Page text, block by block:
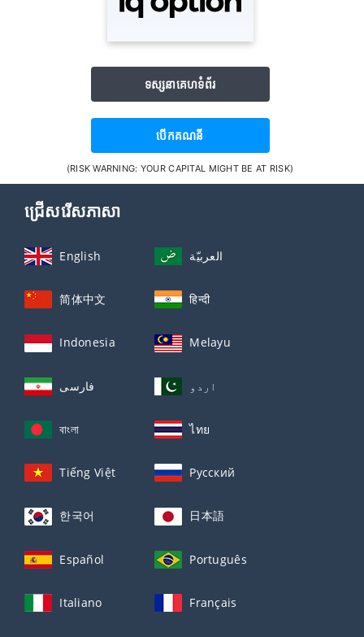
ទស្សនាគេហទំព័រ
បើក​គណនី
(RISK WARNING: YOUR CAPITAL MIGHT BE AT RISK)
ជ្រើសរើសភាសា
English العربيّة
简体中文 हिन्दी
Indonesia Melayu
فارسی اردو
বাংলা ไทย
Tiếng Việt Русский
한국어 日本語
Español Português
Italiano Français